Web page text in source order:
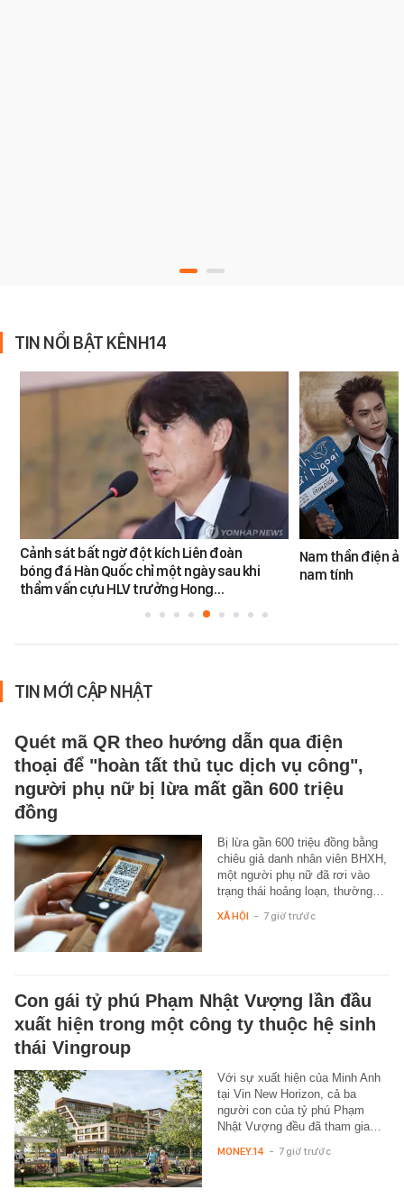
TIN NỔI BẬT KÊNH14
Cảnh sát bất ngờ đột kích Liên đoàn
bóng đá Hàn Quốc chỉ một ngày sau khi
thẩm vấn cựu HLV trưởng Hong…
Nam thần điện
nam tính
TIN MỚI CẬP NHẬT
Quét mã QR theo hướng dẫn qua điện
thoại để "hoàn tất thủ tục dịch vụ công",
người phụ nữ bị lừa mất gần 600 triệu
đồng
Bị lừa gần 600 triệu đồng bằng
chiêu giả danh nhân viên BHXH,
một người phụ nữ đã rơi vào
trạng thái hoảng loạn, thường…
XÃ HỘI - 7 giờ trước
Con gái tỷ phú Phạm Nhật Vượng lần đầu
xuất hiện trong một công ty thuộc hệ sinh
thái Vingroup
Với sự xuất hiện của Minh Anh
tại Vin New Horizon, cả ba
người con của tỷ phú Phạm
Nhật Vượng đều đã tham gia…
MONEY.14 - 7 giờ trước